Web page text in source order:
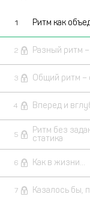
1 Ритм как
2 Разный ритм
3 Общий ритм –
4 Вперед и
5
Ритм без
статика
6 Как в жизни...
7 Казалось бы,